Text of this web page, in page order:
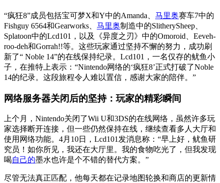
“疯狂8”成员包括宝可梦X和Y中的Amanda、 马里奥赛车7中的
Fishguy 6564和Gearworks、 马里奥制造中的SlitherySheep、
Splatoon中的Lcd101，以及《异度之刃》中的Omoroid、Eeveh-
roo-deh和Gorrah!!等。这些玩家通过坚持不懈的努力，成功刷
新了“ Noble 14”的在线保持纪录。Lcd101，一名仅存的鱿鱼小
子，在推特上表示：“Nintendo网络的‘疯狂8’正式打破了Noble
14的纪录。这段旅程令人难以置信，感谢大家的陪伴。”
网络服务器关闭后的坚持：玩家的精彩瞬间
上个月，Nintendo关闭了Wii U和3DS的在线网络，虽然许多玩
家选择断开连接，但一些仍然保持在线，继续查看多人大厅和
使用网络功能。4月10日，Lcd101发消息称：“早上好，鱿鱼研
究员！如你所见，我还在大厅里。我的食物吃光了，但我发现
喝自己的墨水也许是个不错的替代方案。”
尽管无法真正匹配，他每天都在记录地图轮换和商店的更新情